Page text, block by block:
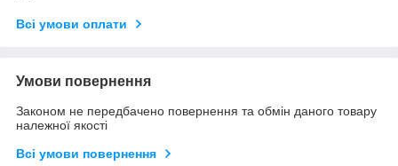
Всі умови оплати
Умови повернення
Законом не передбачено повернення та обмін даного товару
належної якості
Всі умови повернення